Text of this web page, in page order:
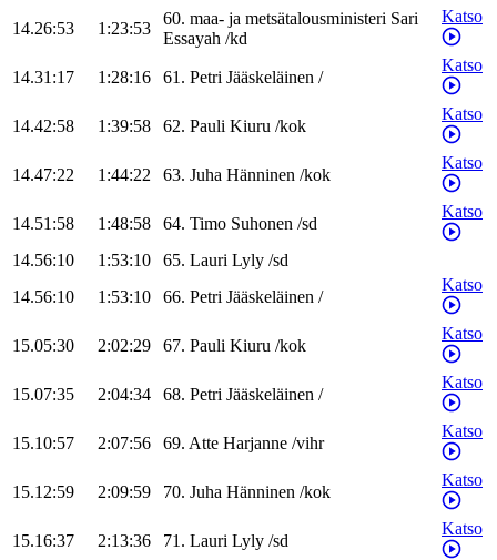
14.26:53 1:23:53
60. maa- ja metsätalousministeri Sari
Essayah /kd
Katso
14.31:17 1:28:16 61. Petri Jääskeläinen /
Katso
14.42:58 1:39:58 62. Pauli Kiuru /kok
Katso
14.47:22 1:44:22 63. Juha Hänninen /kok
Katso
14.51:58 1:48:58 64. Timo Suhonen /sd
Katso
14.56:10 1:53:10 65. Lauri Lyly /sd
14.56:10
1:53:10 66. Petri Jääskeläinen /
Katso
15.05:30 2:02:29 67. Pauli Kiuru /kok
Katso
15.07:35 2:04:34 68. Petri Jääskeläinen /
Katso
15.10:57 2:07:56 69. Atte Harjanne /vihr
Katso
15.12:59 2:09:59 70. Juha Hänninen /kok
Katso
15.16:37 2:13:36 71. Lauri Lyly /sd
Katso